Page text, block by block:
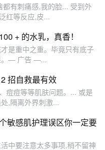
有刺痛感,我的脸... 受到外
红等反应,皮...
+ 的水乳，真香！
是重中之重。毕竟只有底子
。— 广告 —...
招自救最有效
痘痘等等肌肤问题。... 或是
,隔离外界刺激...
敏感肌护理误区你一定要
中要注意太多事项,稍不留神